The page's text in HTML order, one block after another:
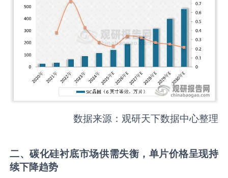
数据来源：观研天下数据中心整理
二、碳化硅衬底市场供需失衡 ，单片价格呈现持
续下降趋势